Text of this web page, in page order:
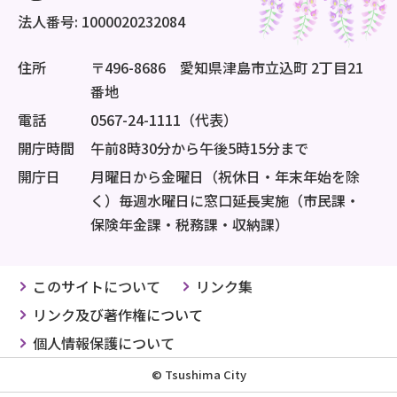
法人番号: 1000020232084
住所
〒496-8686 愛知県津島市立込町 2丁目21
番地
電話
0567-24-1111（代表）
開庁時間
午前8時30分から午後5時15分まで
開庁日
月曜日から金曜日（祝休日・年末年始を除
く）毎週水曜日に窓口延長実施（市民課・
保険年金課・税務課・収納課）
このサイトについて
リンク集
リンク及び著作権について
個人情報保護について
© Tsushima City